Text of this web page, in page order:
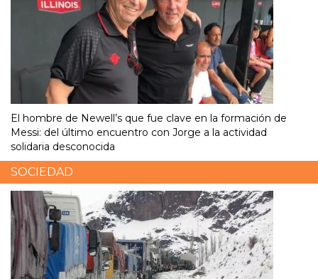
El hombre de Newell’s que fue clave en la formación de
Messi: del último encuentro con Jorge a la actividad
solidaria desconocida
SOCIEDAD